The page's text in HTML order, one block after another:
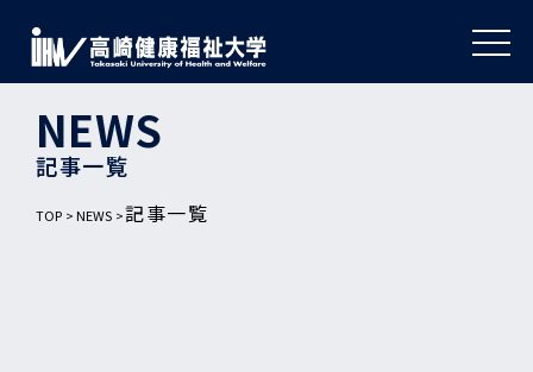
NEWS
記事一覧
TOP NEWS 記事一覧